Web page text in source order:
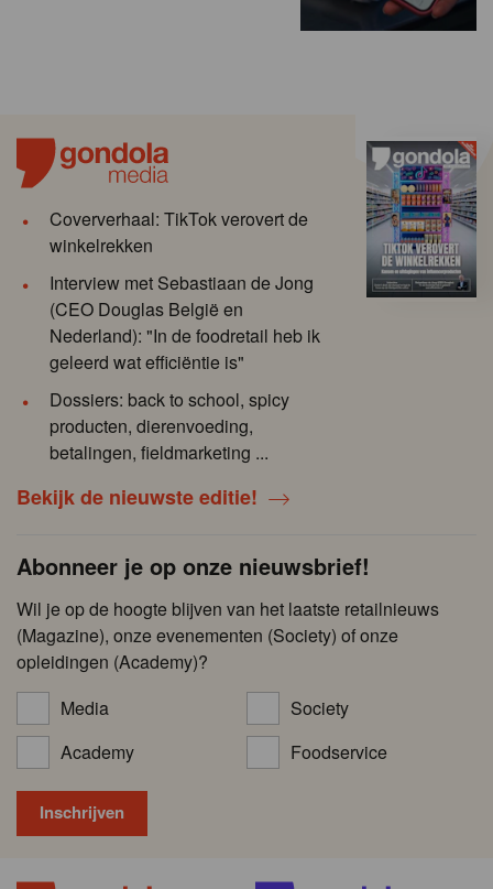
Coververhaal: TikTok verovert de
winkelrekken
Interview met Sebastiaan de Jong
(CEO Douglas België en
Nederland): "In de foodretail heb ik
geleerd wat efficiëntie is"
Dossiers: back to school, spicy
producten, dierenvoeding,
betalingen, fieldmarketing ...
Bekijk de nieuwste editie!
Abonneer je op onze nieuwsbrief!
Wil je op de hoogte blijven van het laatste retailnieuws
(Magazine), onze evenementen (Society) of onze
opleidingen (Academy)?
Media
Society
Academy
Foodservice